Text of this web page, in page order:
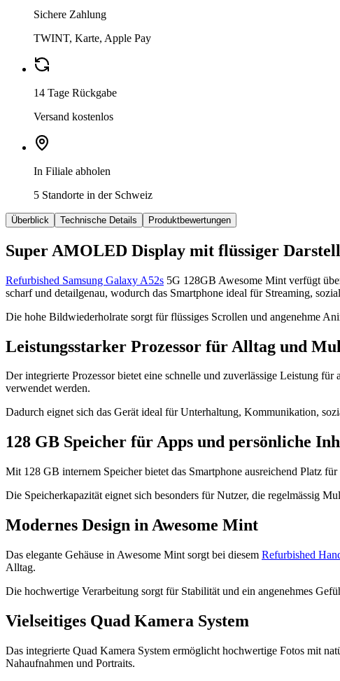
Sichere Zahlung
TWINT, Karte, Apple Pay
14 Tage Rückgabe
Versand kostenlos
In Filiale abholen
5 Standorte in der Schweiz
Überblick Technische Details Produktbewertungen
Super AMOLED Display mit flüssiger
Refurbished Samsung Galaxy A52s 5G 128GB Awesome Mint verfügt
scharf und detailgenau, wodurch das Smartphone ideal für Streaming,
Die hohe Bildwiederholrate sorgt für flüssiges Scrollen und angenehme
Leistungsstarker Prozessor für Alltag und
Der integrierte Prozessor bietet eine schnelle und zuverlässige Leistung
verwendet werden.
Dadurch eignet sich das Gerät ideal für Unterhaltung, Kommunikation,
128 GB Speicher für Apps und persönliche
Mit 128 GB internem Speicher bietet das Smartphone ausreichend Platz
Die Speicherkapazität eignet sich besonders für Nutzer, die regelmässig
Modernes Design in Awesome Mint
Das elegante Gehäuse in Awesome Mint sorgt bei diesem Refurbished
Alltag.
Die hochwertige Verarbeitung sorgt für Stabilität und ein angenehmes
Vielseitiges Quad Kamera System
Das integrierte Quad Kamera System ermöglicht hochwertige Fotos mit
Nahaufnahmen und Portraits.